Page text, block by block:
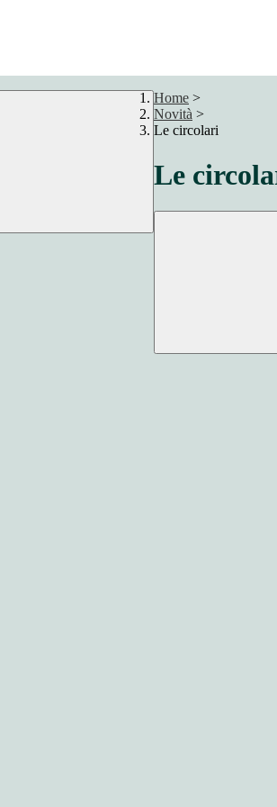
Home >
Novità >
Le circolari
Le